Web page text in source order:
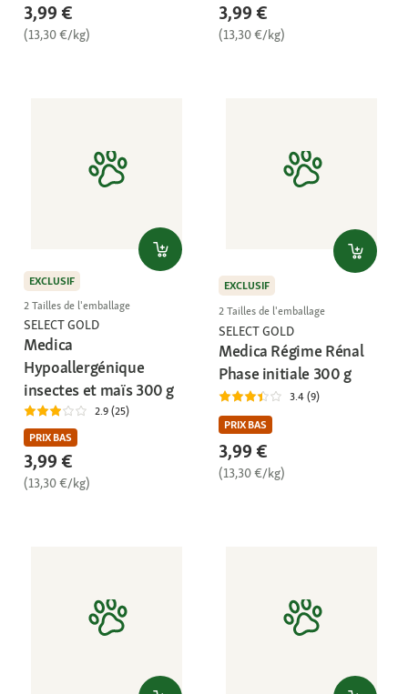
3,99 €
(13,30 €/kg)
3,99 €
(13,30 €/kg)
EXCLUSIF
2 Tailles de l'emballage
SELECT GOLD
Medica
Hypoallergénique
insectes et maïs 300 g
2.9 (25)
PRIX BAS
3,99 €
(13,30 €/kg)
EXCLUSIF
2 Tailles de l'emballage
SELECT GOLD
Medica Régime Rénal
Phase initiale 300 g
3.4 (9)
PRIX BAS
3,99 €
(13,30 €/kg)